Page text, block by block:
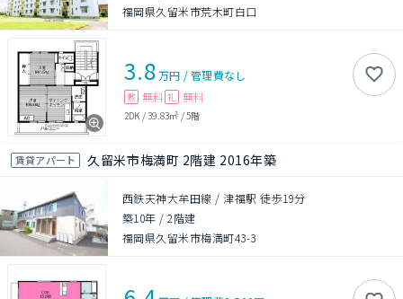
福岡県久留米市荒木町白口
3.8万円 /管理費なし
敷 無料 礼 無料
2DK /39.83㎡ /5階
賃貸アパート 久留米市梅満町 2階建 2016年築
西鉄天神大牟田線 / 津福駅 徒歩19分
築10年 /2階建
福岡県久留米市梅満町43-3